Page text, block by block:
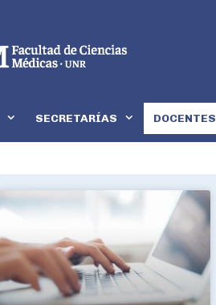
SECRETARÍAS DOCENTES